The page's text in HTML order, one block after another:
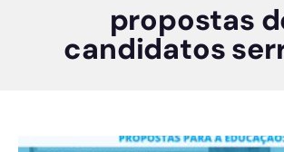
propostas
candidatos